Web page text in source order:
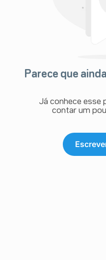
Parece que
Já conhece esse
contar um